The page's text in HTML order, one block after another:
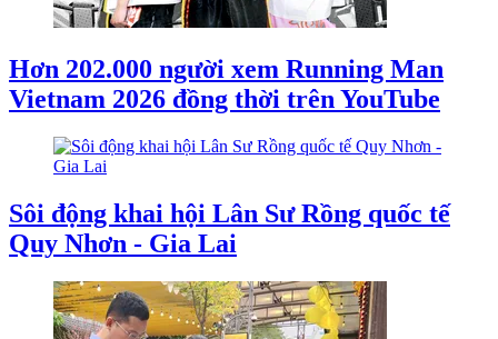
Hơn 202.000 người xem Running Man
Vietnam 2026 đồng thời trên YouTube
Sôi động khai hội Lân Sư Rồng quốc tế
Quy Nhơn - Gia Lai